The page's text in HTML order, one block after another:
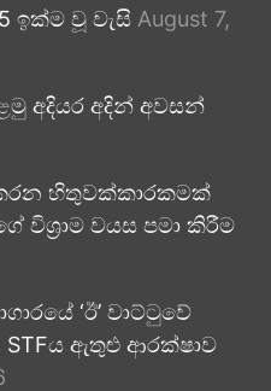
ඉක්ම වූ වැසි August 7,
අදියර අදින් අවසන්
හිතුවක්කාරකමක්
වයස පමා කිරීම
‘ඊ’ වාට්ටුවේ
ඇතුළු ආරක්ෂාව